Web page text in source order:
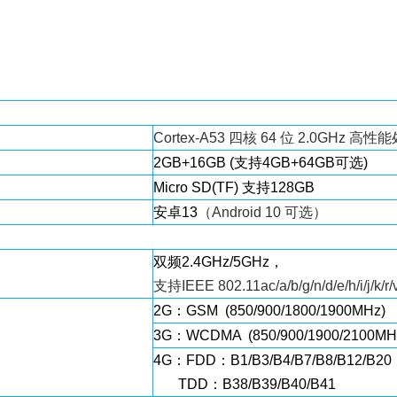
Cortex-A53 四核 64 位 2.0GHz 高性能
2GB+16GB (支持4GB+64GB可选)
Micro SD(TF) 支持128GB
安卓13 （Android 10 可选）
双频2.4GHz/5GHz，
支持IEEE 802.11ac/a/b/g/n/d/e/h/i/j/k/r/
2G：GSM (850/900/1800/1900MHz)
3G：WCDMA (850/900/1900/
4G：FDD：B1/B3/B4/B7/B8/B12/B20
TDD：B38/B39/B40/B41